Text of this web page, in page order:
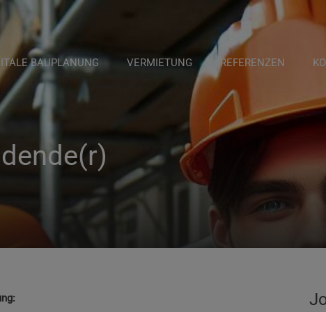
BAUPLANUNG VERMIETUNG REFERENZEN